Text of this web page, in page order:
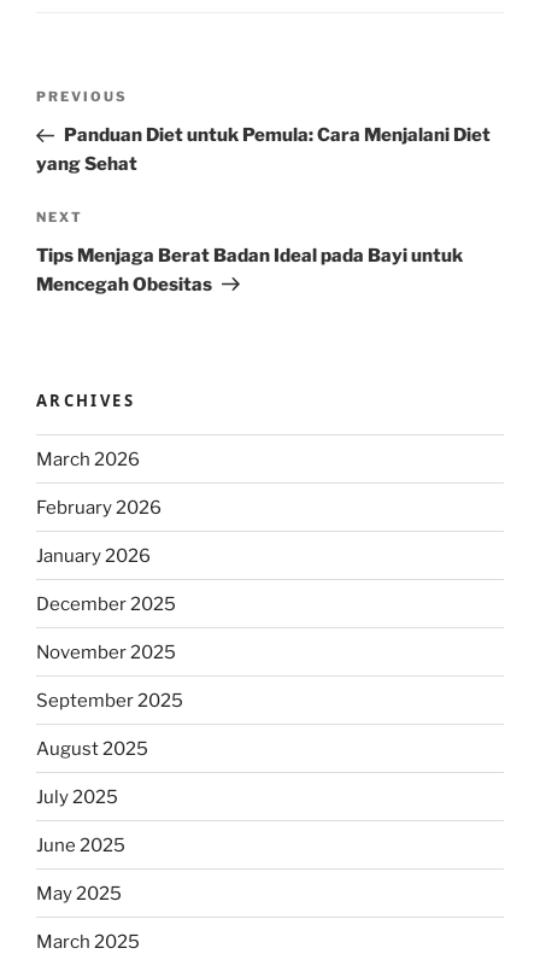
Previous
Post
PREVIOUS
Panduan Diet untuk Pemula: Cara Menjalani Diet
yang Sehat
Next
Post
NEXT
Tips Menjaga Berat Badan Ideal pada Bayi untuk
Mencegah Obesitas
ARCHIVES
March 2026
February 2026
January 2026
December 2025
November 2025
September 2025
August 2025
July 2025
June 2025
May 2025
March 2025